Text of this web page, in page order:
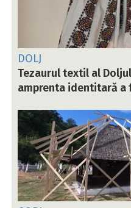
DOLJ
Tezaurul textil al
amprenta identitară a